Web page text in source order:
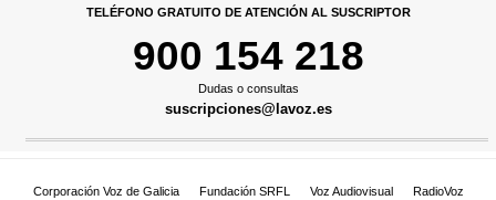
TELÉFONO GRATUITO DE ATENCIÓN AL SUSCRIPTOR
900 154 218
Dudas o consultas
suscripciones@lavoz.es
Corporación Voz de Galicia Fundación SRFL Voz Audiovisual RadioVoz